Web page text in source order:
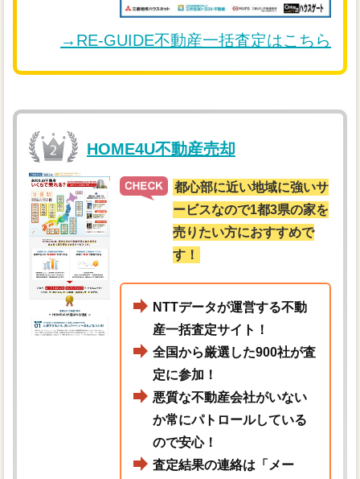
→RE-GUIDE不動産一括査定はこちら
HOME4U不動産売却
都心部に近い地域に強いサ
ービスなので1都3県の家を
売りたい方におすすめで
す！
NTTデータが運営する不動
産一括査定サイト！
全国から厳選した900社が査
定に参加！
悪質な不動産会社がいない
か常にパトロールしている
ので安心！
査定結果の連絡は「メー